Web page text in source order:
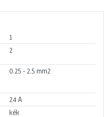
1
2
0.25 - 2.5 mm2
24A
kék